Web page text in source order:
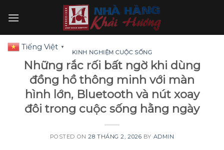
KINH NGHIỆM CUỘC SỐNG
Những rắc rối bất ngờ khi dùng
đồng hồ thông minh với màn
hình lớn, Bluetooth và nút xoay
đôi trong cuộc sống hằng ngày
POSTED ON28 THÁNG 2, 2026 BY ADMIN
Tiếng Việt ▼